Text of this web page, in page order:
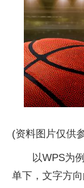
(资料图片仅供
以WPS为
单下，文字方向